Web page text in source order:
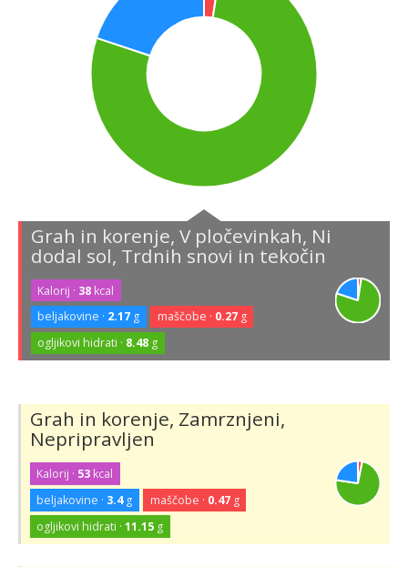
Grah in korenje, V pločevinkah, Ni
dodal sol, Trdnih snovi in tekočin
Kalorij · 38 kcal
beljakovine · 2.17 g maščobe · 0.27g
ogljikovi hidrati · 8.48 g
Grah in korenje, Zamrznjeni,
Nepripravljen
Kalorij · 53 kcal
beljakovine · 3.4g maščobe · 0.47g
ogljikovi hidrati ·11.15 g